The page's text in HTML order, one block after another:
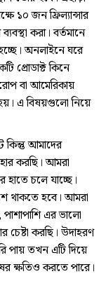
১০ জন ফ্রিল্যান্সার
করা। বর্তমানে
অনলাইনে ঘরে
প্রোডাক্ট কিনে
বা আমেরিকায়
এ বিষয়গুলো নিয়ে
কিন্তু আমাদের
করছি। আমরা
হাতে চলে যাচ্ছে।
থাকতে হবে। আমরা
এর ভালো
চেষ্টা করছি। উদাহরণ
পায় তখন এটি দিয়ে
ক্ষতিও করতে পারে।